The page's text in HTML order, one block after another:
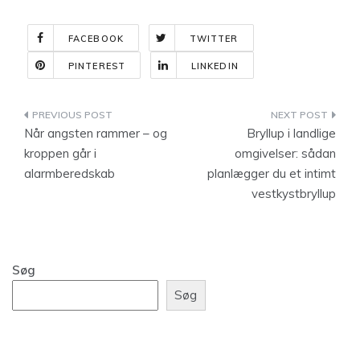
FACEBOOK TWITTER
PINTEREST LINKEDIN
Indlægsnavigation
Når angsten rammer – og
kroppen går i
alarmberedskab
Bryllup i landlige
omgivelser: sådan
planlægger du et intimt
vestkystbryllup
Søg
Søg